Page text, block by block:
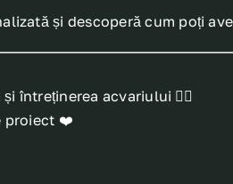
și descoperă cum poți
întreținerea acvariului 👷‍♂️
proiect ❤️